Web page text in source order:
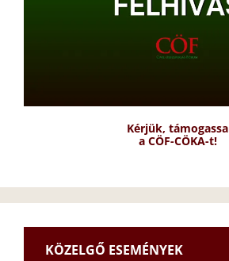
Kérjük, támogassa
a CÖF-CÖKA-t!
KÖZELGŐ ESEMÉNYEK